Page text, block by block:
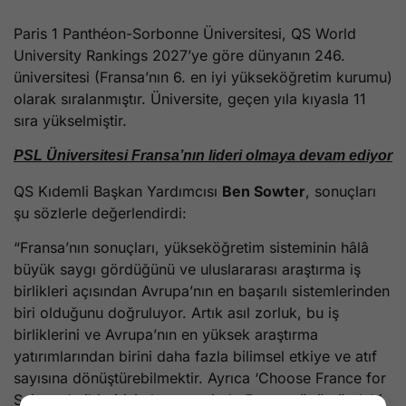
Paris 1 Panthéon-Sorbonne Üniversitesi, QS World
University Rankings 2027’ye göre dünyanın 246.
üniversitesi (Fransa’nın 6. en iyi yükseköğretim kurumu)
olarak sıralanmıştır. Üniversite, geçen yıla kıyasla 11
sıra yükselmiştir.
PSL Üniversitesi Fransa’nın lideri olmaya devam ediyor
QS Kıdemli Başkan Yardımcısı Ben Sowter, sonuçları
şu sözlerle değerlendirdi:
“Fransa’nın sonuçları, yükseköğretim sisteminin hâlâ
büyük saygı gördüğünü ve uluslararası araştırma iş
birlikleri açısından Avrupa’nın en başarılı sistemlerinden
biri olduğunu doğruluyor. Artık asıl zorluk, bu iş
birliklerini ve Avrupa’nın en yüksek araştırma
yatırımlarından birini daha fazla bilimsel etkiye ve atıf
sayısına dönüştürebilmektir. Ayrıca ‘Choose France for
Science’ gibi girişimler sayesinde Fransa, önümüzdeki